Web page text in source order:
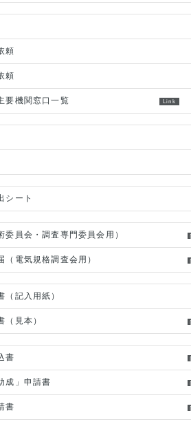
頼
頼
要機関窓口一覧
シート
員会・調査専門委員会用）
電気規格調査会用）
（記入用紙）
（見本）
書
成」申請書
書